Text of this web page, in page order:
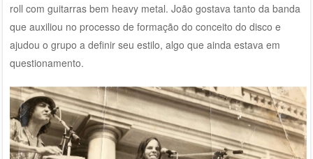
roll com guitarras bem heavy metal. João gostava tanto da banda
que auxiliou no processo de formação do conceito do disco e
ajudou o grupo a definir seu estilo, algo que ainda estava em
questionamento.